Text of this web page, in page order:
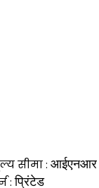
सीमा : आईएनआर
:प्रिंटेड